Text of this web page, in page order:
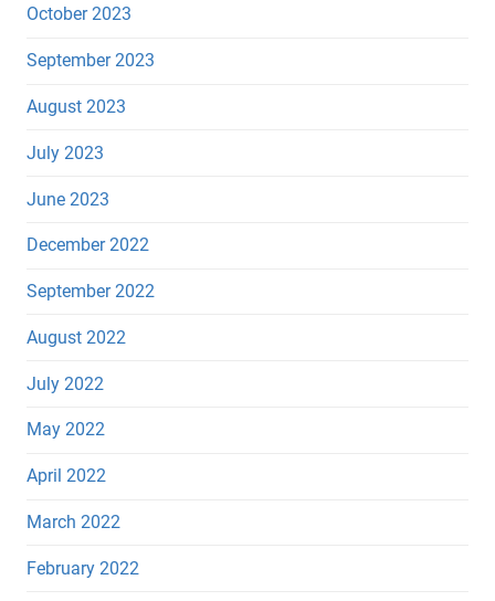
October 2023
September 2023
August 2023
July 2023
June 2023
December 2022
September 2022
August 2022
July 2022
May 2022
April 2022
March 2022
February 2022